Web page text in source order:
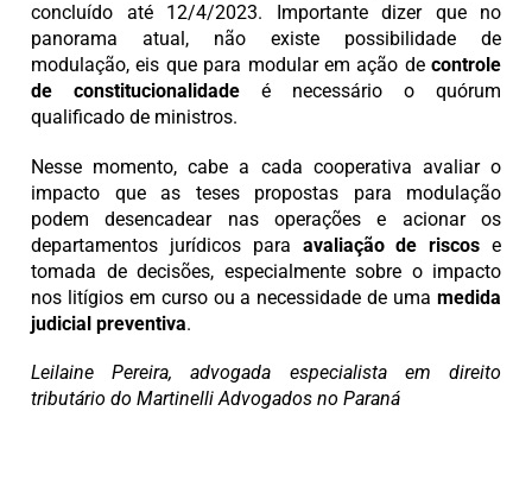
concluído até 12/4/2023. Importante dizer que no
panorama atual, não existe possibilidade de
modulação, eis que para modular em ação de controle
de constitucionalidade é necessário o quórum
qualificado de ministros.
Nesse momento, cabe a cada cooperativa avaliar o
impacto que as teses propostas para modulação
podem desencadear nas operações e acionar os
departamentos jurídicos para avaliação de riscos e
tomada de decisões, especialmente sobre o impacto
nos litígios em curso ou a necessidade de uma medida
judicial preventiva.
Leilaine Pereira, advogada especialista em direito
tributário do Martinelli Advogados no Paraná